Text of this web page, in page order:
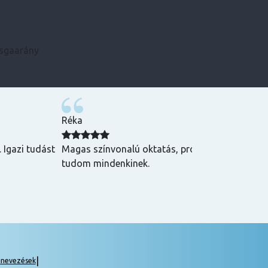
ajánlani
Kármen
Minden szükséges infót előre megkaptam,
csak ajánlani tudom! ☺️
|